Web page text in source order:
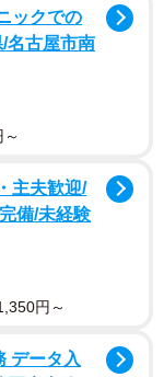
ろ。寝室で休ん
年生”の息子さん
にあった洗濯ネッ
けど、まさか夜
、なんと生後間
を記録し始めた
ックでの
名古屋市南
主夫歓迎/
備/未経験
円～
データ入